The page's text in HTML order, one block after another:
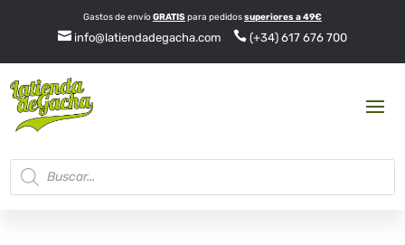
Gastos de envíoGRATISpara pedidossuperiores a 49€
info@latiendadegacha.com (+34) 617 676 700
Búsqueda
de
productos